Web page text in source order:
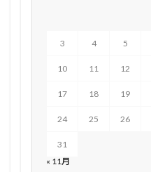
3 4 5
10 11 12
17 18 19
24 25 26
31
« 11月